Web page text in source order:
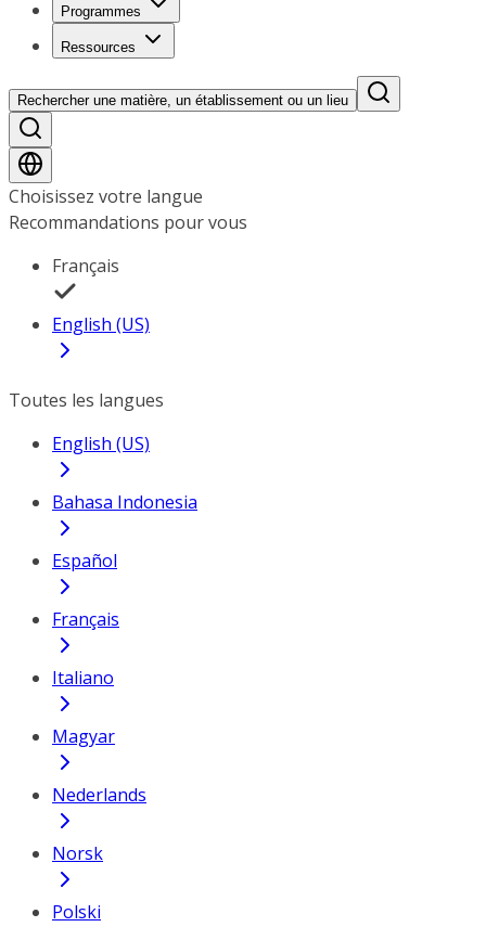
Programmes
Ressources
Rechercher une matière, un établissement ou un lieu
Choisissez votre langue
Recommandations pour vous
Français
English (US)
Toutes les langues
English (US)
Bahasa Indonesia
Español
Français
Italiano
Magyar
Nederlands
Norsk
Polski